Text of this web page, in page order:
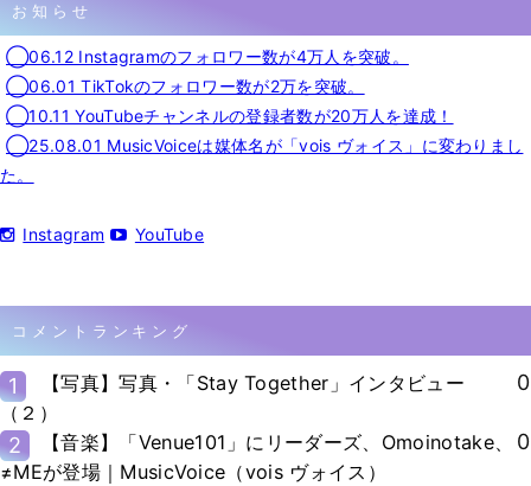
お知らせ
◯06.12 Instagramのフォロワー数が4万人を突破。
◯06.01 TikTokのフォロワー数が2万を突破。
◯10.11 YouTubeチャンネルの登録者数が20万人を達成！
◯25.08.01 MusicVoiceは媒体名が「vois ヴォイス」に変わりまし
た。
Instagram YouTube
コメントランキング
1
【写真】写真・「Stay Together」インタビュー
（２）
0
2
【音楽】「Venue101」にリーダーズ、Omoinotake、
≠MEが登場｜MusicVoice（vois ヴォイス）
0